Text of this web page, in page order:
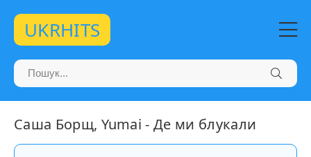
UKRHITS
Саша Борщ, Yumai - Де ми блукали